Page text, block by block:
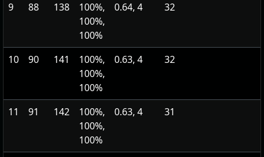
9 88 138
100%,
100%,
100%
0.64, 4 32
10 90 141
100%,
100%,
100%
0.63, 4 32
11 91 142
100%,
100%,
100%
0.63, 4 31